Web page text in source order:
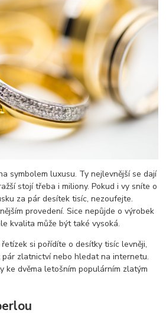
symbolem luxusu. Ty nejlevnější se dají
stojí třeba i miliony. Pokud i vy sníte o
za pár desítek tisíc, nezoufejte.
provedení. Sice nepůjde o výrobek
kvalita může být také vysoká.
si pořídíte o desítky tisíc levněji,
zlatnictví nebo hledat na internetu.
ke dvěma letošním populárním zlatým